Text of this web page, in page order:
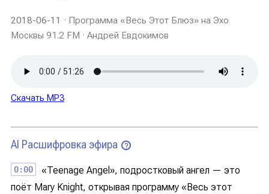
2018-06-11 · Программа «Весь Этот Блюз» на Эхо
Москвы 91.2 FM · Андрей Евдокимов
Скачать MP3
AI Расшифровка эфира ?
0:00
«Teenage Angel», подростковый ангел — это
поёт Mary Knight, открывая программу «Весь этот